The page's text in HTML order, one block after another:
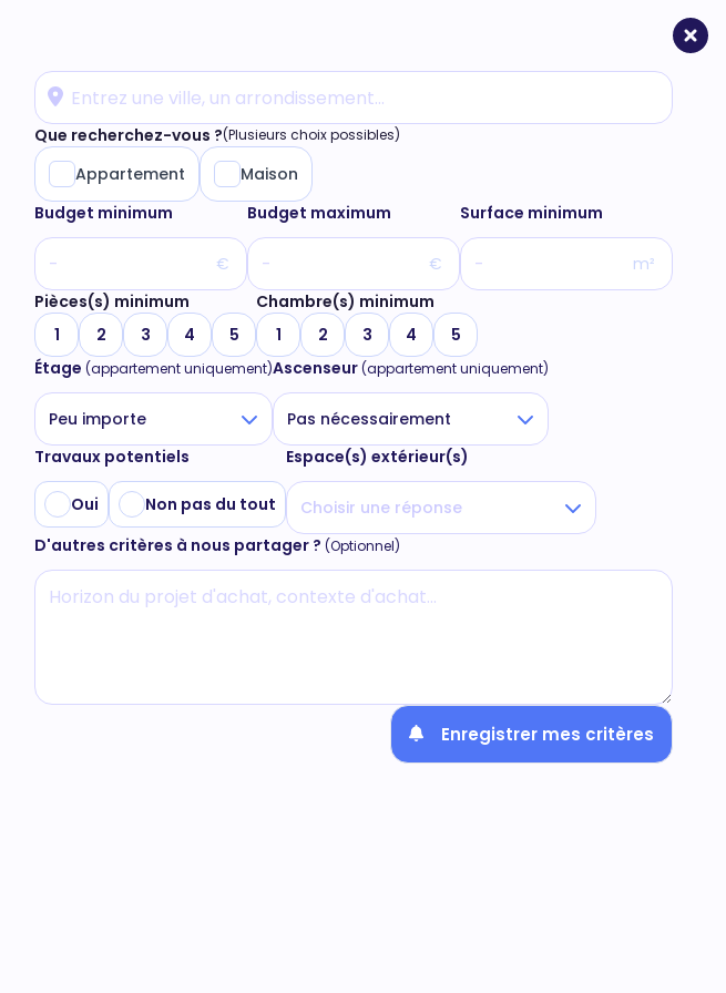
Que recherchez-vous ?(Plusieurs choix possibles)
Appartement
Maison
Budget minimum
€
Budget maximum
€
Surface minimum
m²
Pièces(s) minimum
1
2 3 4 5
Chambre(s) minimum
1
2 3 4
5
Étage (appartement uniquement)
Peu importe
Ascenseur(appartement uniquement)
Pas nécessairement
Travaux potentiels
Oui Non pas du tout
Espace(s) extérieur(s)
Choisir une réponse
D'autres critères à nous partager ? (Optionnel)
Enregistrer mes critères